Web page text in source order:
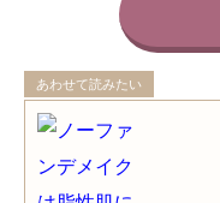
あわせて読みたい